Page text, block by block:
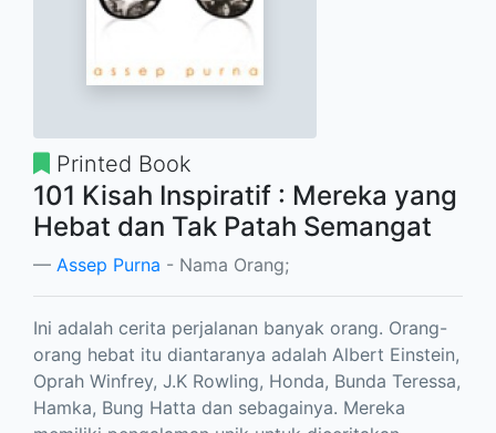
Printed Book
101 Kisah Inspiratif : Mereka yang
Hebat dan Tak Patah Semangat
Assep Purna - Nama Orang;
Ini adalah cerita perjalanan banyak orang. Orang-
orang hebat itu diantaranya adalah Albert Einstein,
Oprah Winfrey, J.K Rowling, Honda, Bunda Teressa,
Hamka, Bung Hatta dan sebagainya. Mereka